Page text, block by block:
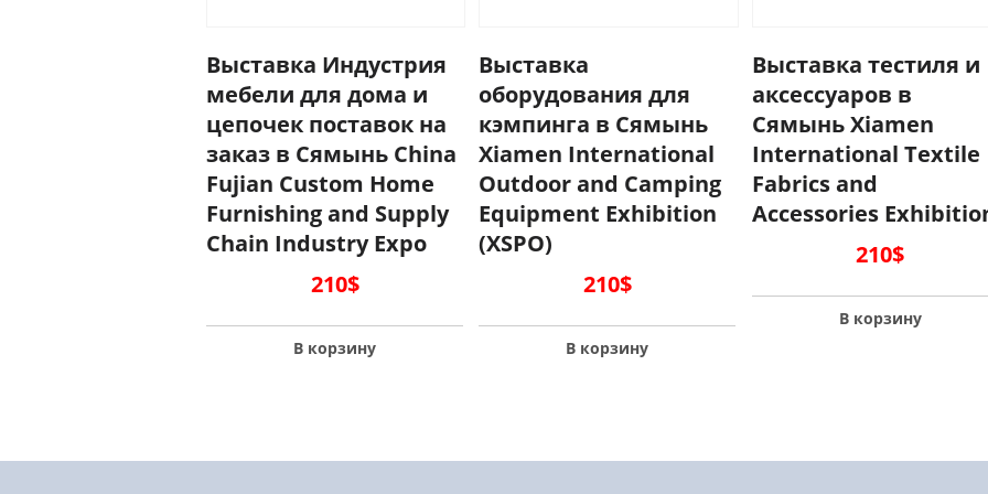
Выставка Индустрия
мебели для дома и
цепочек поставок на
заказ в Сямынь China
Fujian Custom Home
Furnishing and Supply
Chain Industry Expo
210$
В корзину
Выставка
оборудования для
кэмпинга в Сямынь
Xiamen International
Outdoor and Camping
Equipment Exhibition
(XSPO)
210$
В корзину
Выставка тестиля и
аксессуаров в
Сямынь Xiamen
International Textile
Fabrics and
Accessories
210$
В корзину